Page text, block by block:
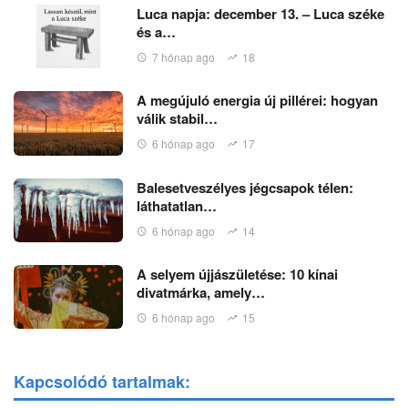
Luca napja: december 13. – Luca széke
és a…
7 hónap ago 18
A megújuló energia új pillérei: hogyan
válik stabil…
6 hónap ago 17
Balesetveszélyes jégcsapok télen:
láthatatlan…
6 hónap ago 14
A selyem újjászületése: 10 kínai
divatmárka, amely…
6 hónap ago 15
Kapcsolódó tartalmak: